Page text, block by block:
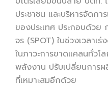
ประชาชน และบริหารจัดก
ของประเทศ ประกอบด้วย
จร (SPOT) ในช่วงเวลาเ
ในภาวะการขาดแคลนทั่ว
พลังงาน ปรับเปลี่ยนการผ
ที่เหมาะสมอีกด้วย